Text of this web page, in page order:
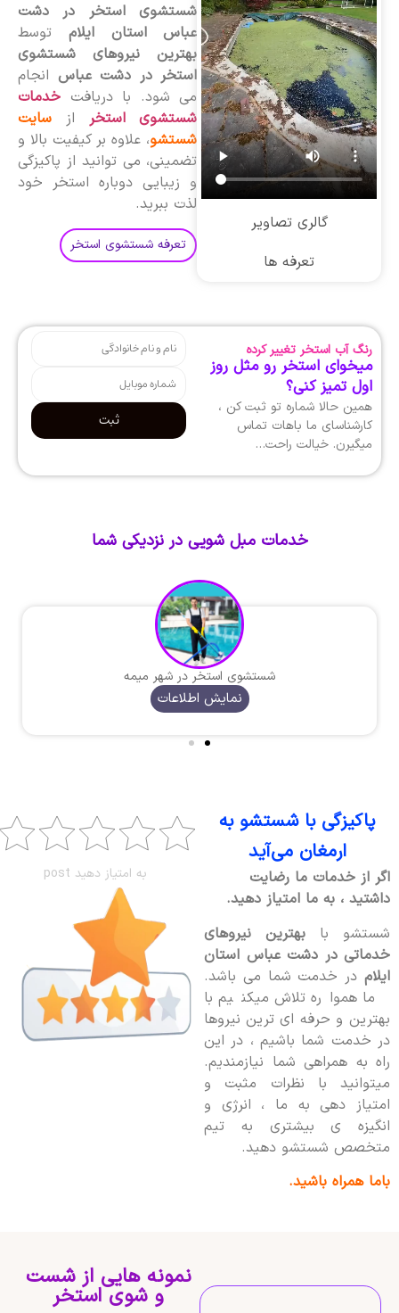
شستشوی استخر در دشت
عباس استان ایلامتوسط
بهترین نیروهای شستشوی
استخر در دشت عباسانجام
می شود. با دریافت خدمات
شستشوی استخراز
سایت
شستشو، علاوه بر کیفیت بالا و
تضمینی، می توانید از پاکیزگی
و زیبایی دوباره استخر خود
لذت ببرید.
تعرفه شستشوی استخر
گالری تصاویر
تعرفه ها
رنگ آب استخر تغییر کرده
میخوای استخر رو مثل روز
اول تمیز کنی؟
همین حالا شماره تو ثبت کن ،
کارشناسای ما باهات تماس
میگیرن. خیالت راحت…
ثبت
خدمات مبل شویی در نزدیکی شما
شستشوی استخر در شهر میمه
نمایش اطلاعات
پاکیزگی با شستشو به
ارمغان می‌آید
اگر از خدمات ما رضایت
داشتید ، به ما امتیاز دهید.
شستشو با
بهترین نیروهای
خدماتی در دشت عباس استان
ایلامدر خدمت شما می باشد.
ما همواره تلاش میکنیم با
بهترین و حرفه ای ترین نیروها
در خدمت شما باشیم ، در این
راه به همراهی شما نیازمندیم.
میتوانید با نظرات مثبت و
امتیاز دهی به ما ، انرژی و
انگیزه ی بیشتری به تیم
متخصص شستشو دهید.
باما همراه باشید.
به امتیاز دهید post
نمونه هایی از شست
و شوی استخر